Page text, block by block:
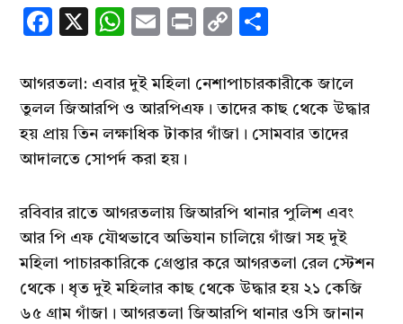
Facebook
X WhatsApp
EmailPrintCopy
আগরতলা: এবার দুই মহিলা নেশাপাচারকারীকে জালে
তুলল জিআরপি ও আরপিএফ। তাদের কাছ থেকে উদ্ধার
হয় প্রায় তিন লক্ষাধিক টাকার গাঁজা। সোমবার তাদের
আদালতে সোপর্দ করা হয়।
রবিবার রাতে আগরতলায় জিআরপি থানার পুলিশ এবং
আর পি এফ যৌথভাবে অভিযান চালিয়ে গাঁজা সহ দুই
মহিলা পাচারকারিকে গ্রেপ্তার করে আগরতলা রেল স্টেশন
থেকে। ধৃত দুই মহিলার কাছ থেকে উদ্ধার হয় ২১ কেজি
৬৫ গ্রাম গাঁজা। আগরতলা জিআরপি থানার ওসি জানান